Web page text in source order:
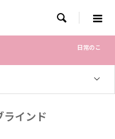

と、 日常のこ
ラインド